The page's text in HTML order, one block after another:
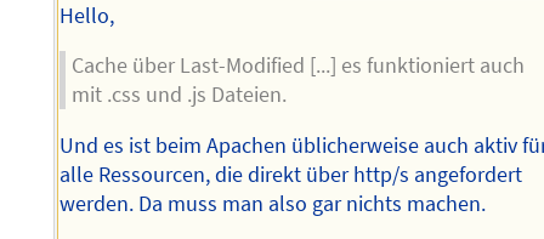
Hello,
Cache über Last-Modified [...] es funktioniert auch
mit .css und .js Dateien.
Und es ist beim Apachen üblicherweise auch aktiv
alle Ressourcen, die direkt über http/s angefordert
werden. Da muss man also gar nichts machen.